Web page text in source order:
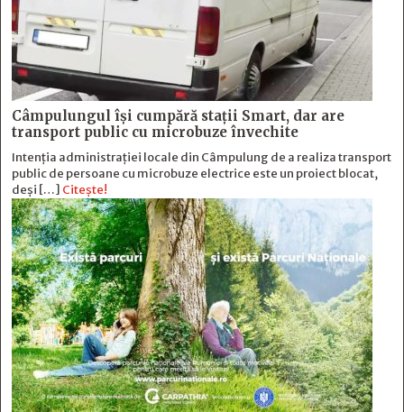
Câmpulungul îşi cumpără staţii Smart, dar are
transport public cu microbuze învechite
Intenția administrației locale din Câmpulung de a realiza transport
public de persoane cu microbuze electrice este un proiect blocat,
deși […] Citește!